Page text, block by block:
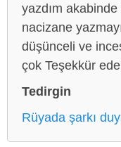
yazdım
nacizane
düşünceli ve
çok Teşekkür
Tedirgin
Rüyada şarkı